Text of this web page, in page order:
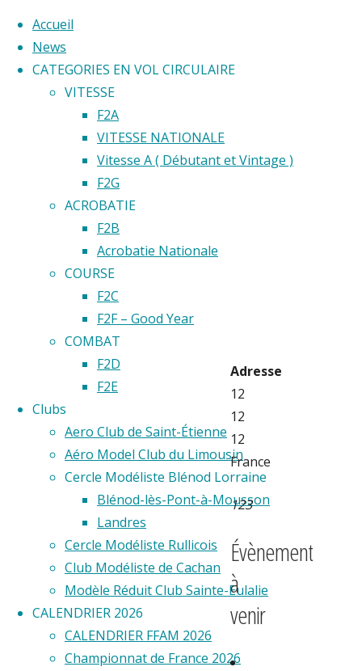
Accueil
News
CATEGORIES EN VOL CIRCULAIRE
VITESSE
F2A
VITESSE NATIONALE
Vitesse A ( Débutant et Vintage )
F2G
ACROBATIE
F2B
Acrobatie Nationale
COURSE
F2C
F2F – Good Year
COMBAT
F2D
F2E
Clubs
Aero Club de Saint-Étienne
Aéro Model Club du Limousin
Cercle Modéliste Blénod Lorraine
Blénod-lès-Pont-à-Mousson
Landres
Cercle Modéliste Rullicois
Club Modéliste de Cachan
Modèle Réduit Club Sainte-Eulalie
CALENDRIER 2026
CALENDRIER FFAM 2026
Championnat de France 2026
test
Adresse
12
12
12
France
123
Évènement
à
venir
©2020 Vol circulaire commandé